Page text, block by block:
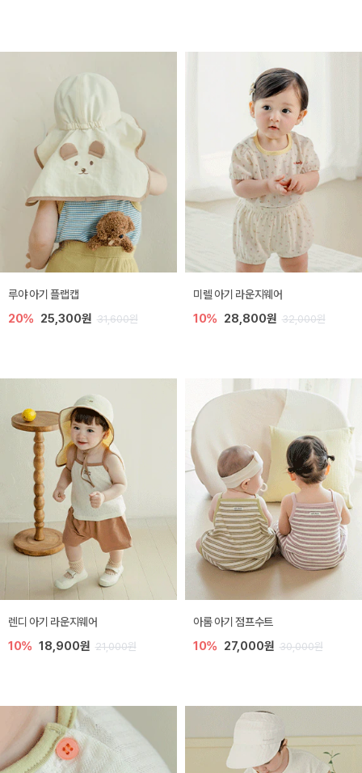
루야 아기 플랩캡
20% 25,300원 31,600원
미렐 아기 라운지웨어
10% 28,800원 32,000원
렌디 아기 라운지웨어
10% 18,900원 21,000원
아롬 아기 점프수트
10% 27,000원 30,000원